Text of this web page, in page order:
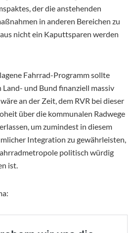
der die anstehenden
in anderen Bereichen zu
nicht ein Kaputtsparen werden
Fahrrad-Programm sollte
und Bund finanziell massiv
an der Zeit, dem RVR bei dieser
über die kommunalen Radwege
um zumindest in diesem
Integration zu gewährleisten,
politisch würdig
ist.